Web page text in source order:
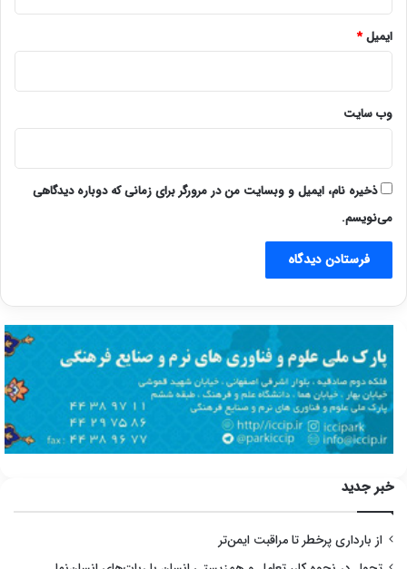
ایمیل*
وب‌ سایت
ذخیره نام، ایمیل و وبسایت من در مرورگر برای زمانی که دوباره دیدگاهی
می‌نویسم.
خبر جدید
از بارداری پرخطر تا مراقبت ایمن‌تر